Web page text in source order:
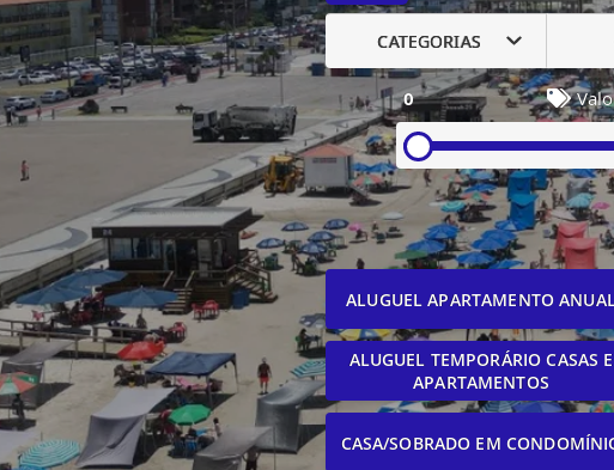
CATEGORIAS
0
ALUGUEL APARTAMENTO ANUAL
ALUGUEL TEMPORÁRIO CASAS E
APARTAMENTOS
CASA/SOBRADO EM